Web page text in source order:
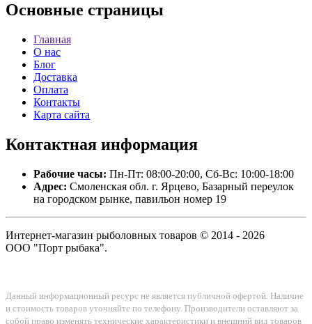
Основные страницы
Главная
О нас
Блог
Доставка
Оплата
Контакты
Карта сайта
Контактная информация
Рабочие часы: Пн-Пт: 08:00-20:00, Сб-Вс: 10:00-18:00
Адрес: Смоленская обл. г. Ярцево, Базарный переулок
на городском рынке, павильон номер 19
Интернет-магазин рыболовных товаров © 2014 - 2026
ООО "Порт рыбака".
Данный информационный ресурс не является публичной офертой. Наличие
и стоимость товаров уточняйте по телефону. Производители оставляют за
собой право изменять технические характеристики и внешний вид товаров